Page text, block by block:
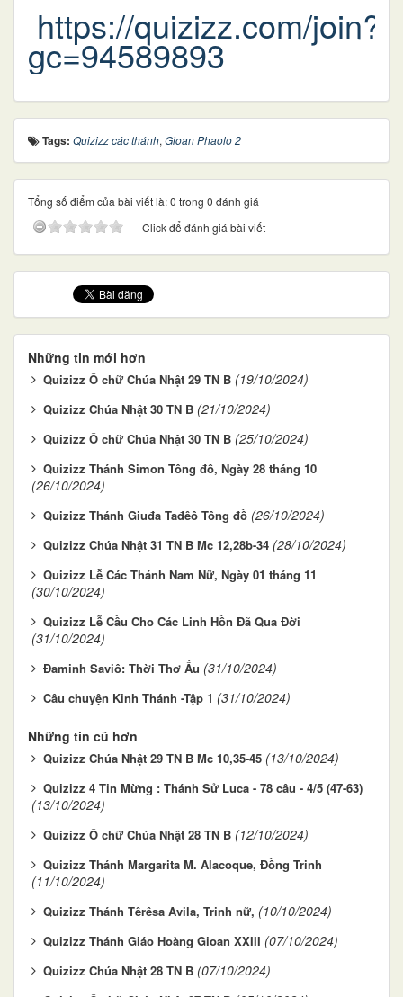
https://quizizz.com/join?
gc=94589893
Tags: Quizizz các thánh, Gioan Phaolo 2
Tổng số điểm của bài viết là: 0 trong 0 đánh giá
Click để đánh giá bài viết
Những tin mới hơn
Quizizz Ô chữ Chúa Nhật 29 TN B (19/10/2024)
Quizizz Chúa Nhật 30 TN B (21/10/2024)
Quizizz Ô chữ Chúa Nhật 30 TN B (25/10/2024)
Quizizz Thánh Simon Tông đồ, Ngày 28 tháng 10
(26/10/2024)
Quizizz Thánh Giuđa Tađêô Tông đồ (26/10/2024)
Quizizz Chúa Nhật 31 TN B Mc 12,28b-34 (28/10/2024)
Quizizz Lễ Các Thánh Nam Nữ, Ngày 01 tháng 11
(30/10/2024)
Quizizz Lễ Cầu Cho Các Linh Hồn Đã Qua Đời
(31/10/2024)
Đaminh Saviô: Thời Thơ Ấu (31/10/2024)
Câu chuyện Kinh Thánh -Tập 1 (31/10/2024)
Những tin cũ hơn
Quizizz Chúa Nhật 29 TN B Mc 10,35-45 (13/10/2024)
Quizizz 4 Tin Mừng : Thánh Sử Luca - 78 câu - 4/5 (47-63)
(13/10/2024)
Quizizz Ô chữ Chúa Nhật 28 TN B (12/10/2024)
Quizizz Thánh Margarita M. Alacoque, Ðồng Trinh
(11/10/2024)
Quizizz Thánh Têrêsa Avila, Trinh nữ, (10/10/2024)
Quizizz Thánh Giáo Hoàng Gioan XXIII (07/10/2024)
Quizizz Chúa Nhật 28 TN B (07/10/2024)